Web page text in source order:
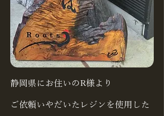
静岡県にお住いのR様より
ご依頼いやだいたレジンを使用した